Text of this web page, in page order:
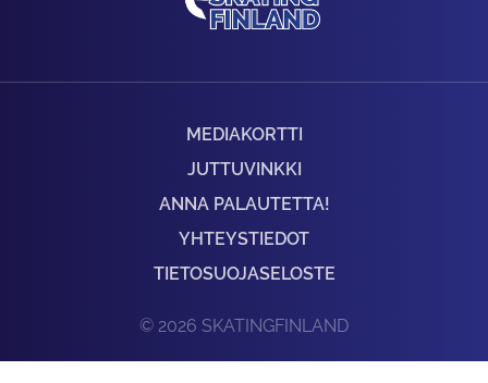
MEDIAKORTTI
JUTTUVINKKI
ANNA PALAUTETTA!
YHTEYSTIEDOT
TIETOSUOJASELOSTE
© 2026 SKATINGFINLAND